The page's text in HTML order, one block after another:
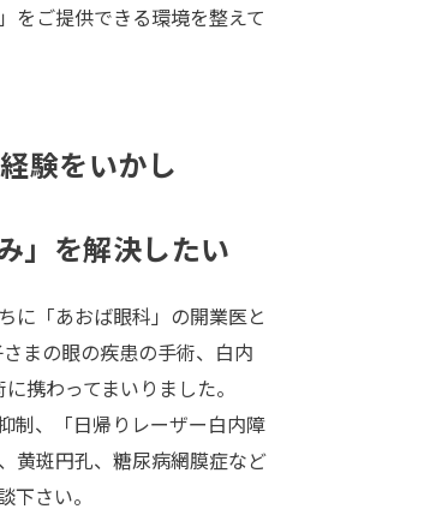
をご提供できる環境を整えて
験をいかし
」を解決したい
に「あおば眼科」の開業医と
まの眼の疾患の手術、白内
携わってまいりました。
制、「日帰りレーザー白内障
黄斑円孔、糖尿病網膜症など
さい。